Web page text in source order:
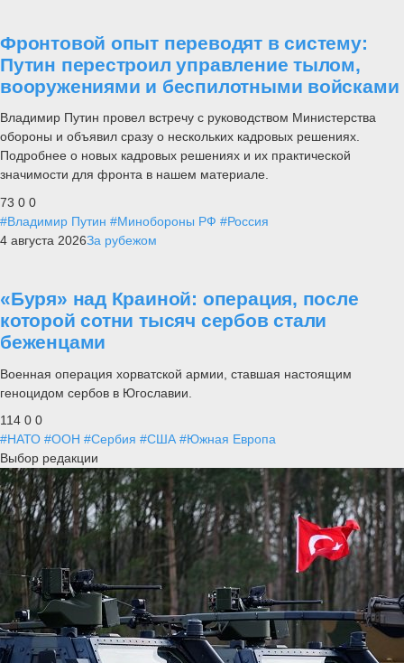
Фронтовой опыт переводят в систему:
Путин перестроил управление тылом,
вооружениями и беспилотными войсками
Владимир Путин провел встречу с руководством Министерства
обороны и объявил сразу о нескольких кадровых решениях.
Подробнее о новых кадровых решениях и их практической
значимости для фронта в нашем материале.
73 0 0
#Владимир Путин #Минобороны РФ #Россия
4 августа 2026За рубежом
«Буря» над Краиной: операция, после
которой сотни тысяч сербов стали
беженцами
Военная операция хорватской армии, ставшая настоящим
геноцидом сербов в Югославии.
114 0 0
#НАТО #ООН #Сербия #США #Южная Европа
Выбор редакции